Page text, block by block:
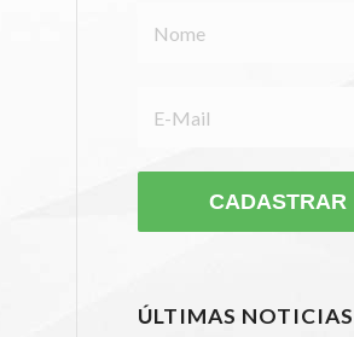
ÚLTIMAS NOTICIAS